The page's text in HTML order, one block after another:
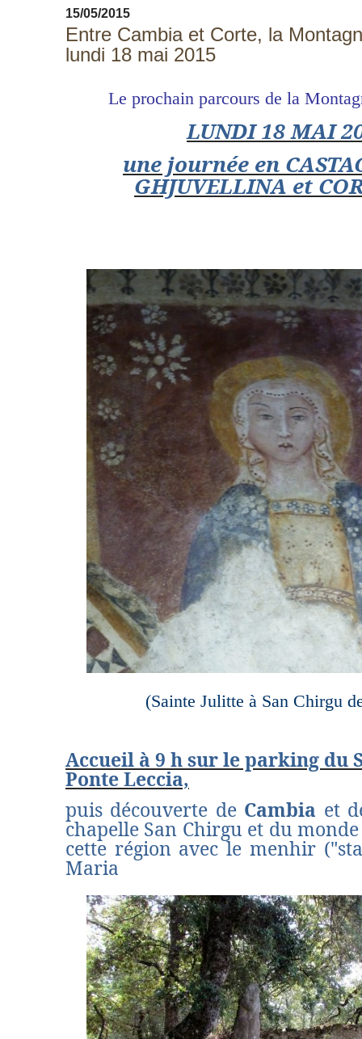
15/05/2015
Entre Cambia et Corte, la
lundi 18 mai 2015
Le prochain parcours de la
LUNDI 18 MAI
une journée en
GHJUVELLINA et
(Sainte Julitte à San Chirgu
Accueil à 9 h sur le parking du
Ponte Leccia,
puis découverte de Cambia et
chapelle San Chirgu et du
cette région avec le menhir
Maria